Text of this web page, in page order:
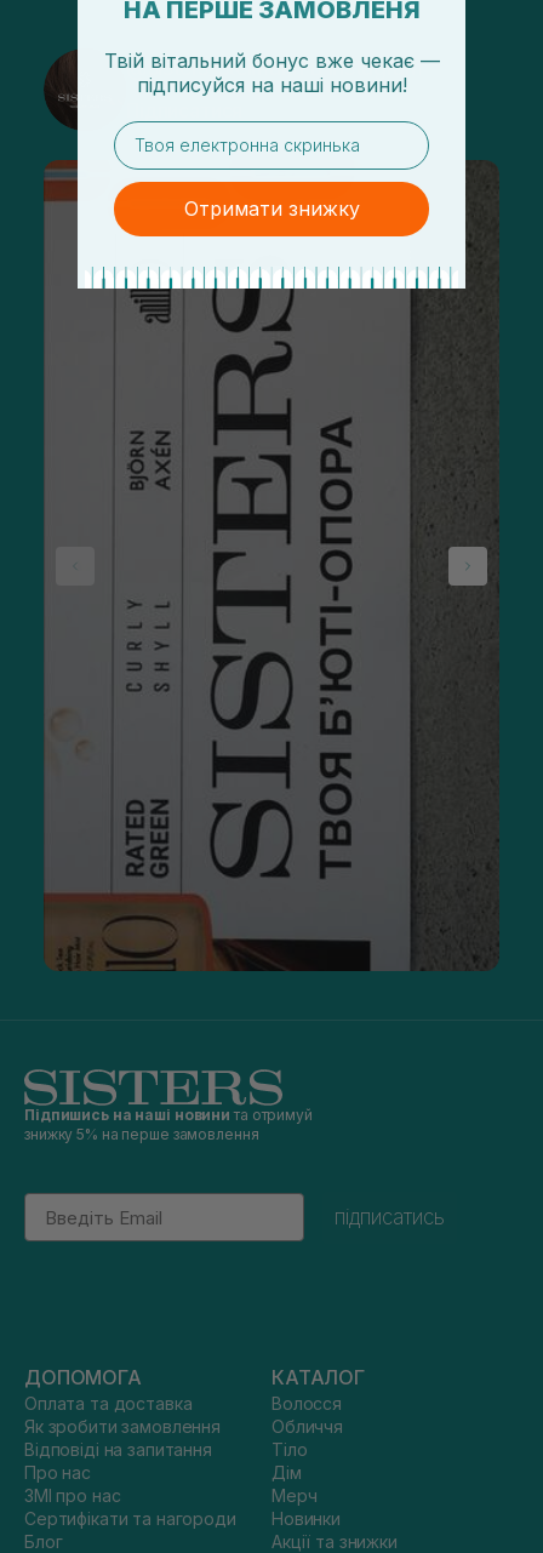
@sisters_stelmakh в Instagram
Підпишись на наші новини та отримуй
знижку 5% на перше замовлення
Email
підписатись
ДОПОМОГА
Оплата та доставка
Як зробити замовлення
Відповіді на запитання
Про нас
ЗМІ про нас
Сертифікати та нагороди
Блог
КАТАЛОГ
Волосся
Обличчя
Тіло
Дім
Мерч
Новинки
Акції та знижки
НА ПЕРШЕ ЗАМОВЛЕНЯ
Твій вітальний бонус вже чекає —
підписуйся на наші новини!
email
Отримати знижку